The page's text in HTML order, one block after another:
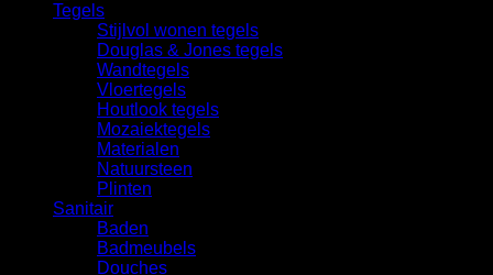
Tegels
Stijlvol wonen tegels
Douglas & Jones tegels
Wandtegels
Vloertegels
Houtlook tegels
Mozaiektegels
Materialen
Natuursteen
Plinten
Sanitair
Baden
Badmeubels
Douches